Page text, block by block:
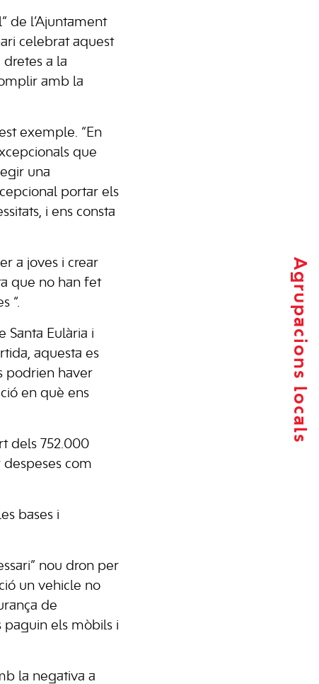
Agrupacions locals
de l’Ajuntament
celebrat aquest
a la
amb la
exemple. “En
que
una
portar els
i ens consta
a joves i crear
que no han fet
“.
Santa Eulària i
aquesta es
podrien haver
en què ens
dels 752.000
despeses com
bases i
nou dron per
un vehicle no
de
paguin els mòbils i
la negativa a